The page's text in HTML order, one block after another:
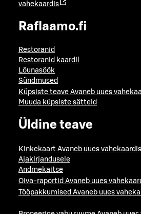
vahekaardis
Raflaamo.fi
Restoranid
Restoranid kaardil
Lõunasöök
Sündmused
Küpsiste teave Avaneb uues
Muuda küpsiste sätteid
Üldine teave
Kinkekaart Avaneb uues vahekaardis
Ajakirjandusele
Andmekaitse
Oiva-raportid Avaneb uues
Tööpakkumised Avaneb uues